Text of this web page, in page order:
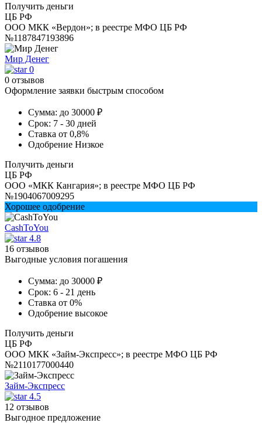
Получить деньги
ЦБ РФ
ООО МКК «Вердон»; в реестре МФО ЦБ РФ
№1187847193896
Мир Денег
0
0 отзывов
Оформление заявки быстрым способом
Сумма: до 30000 ₽
Срок: 7 - 30 дней
Ставка от 0,8%
Одобрение Низкое
Получить деньги
ЦБ РФ
ООО «МКК Кангария»; в реестре МФО ЦБ РФ
№1904067009295
Хорошее одобрение
CashToYou
4.8
16 отзывов
Выгодные условия погашения
Сумма: до 30000 ₽
Срок: 6 - 21 день
Ставка от 0%
Одобрение высокое
Получить деньги
ЦБ РФ
ООО МКК «Займ-Экспресс»; в реестре МФО ЦБ РФ
№2110177000440
Займ-Экспресс
4.5
12 отзывов
Выгодное предложение